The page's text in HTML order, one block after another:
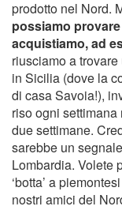
prodotto nel Nord.
possiamo
acquistiamo, ad
riusciamo a
in Sicilia (dove la
di casa Savoia!),
riso ogni
due settimane.
sarebbe un
Lombardia. Volete
‘botta’ a
nostri amici del